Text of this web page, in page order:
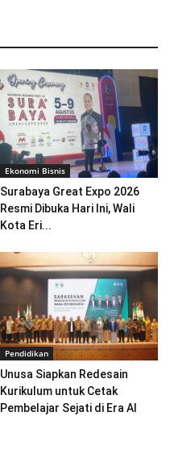
Ekonomi Bisnis
Surabaya Great Expo 2026
Resmi Dibuka Hari Ini, Wali
Kota Eri...
Pendidikan
Unusa Siapkan Redesain
Kurikulum untuk Cetak
Pembelajar Sejati di Era AI